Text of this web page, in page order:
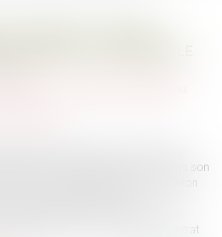
CONTRAT DE TRAVAIL :
ISSUE DE LA LOI NOUVELLE
suivant plusieurs CDD à temps
prud’homale, quatre ans après son
la requalification de la relation
temps complet ainsi que la
employeur à lui verser diverses
l’exécution et de la rupture du contrat